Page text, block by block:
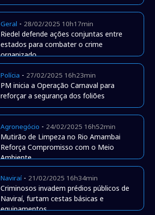
Geral - 28/02/2025 10h17min
Riedel defende ações conjuntas entre
estados para combater o crime
organizado
Polícia - 27/02/2025 16h23min
PM inicia a Operação Carnaval para
reforçar a segurança dos foliões
Agronegócio - 24/02/2025 16h52min
Mutirão de Limpeza no Rio Amambai
Reforça Compromisso com o Meio
Ambiente
Naviraí- 21/02/2025 16h34min
Criminosos invadem prédios públicos de
Naviraí, furtam cestas básicas e
equipamentos